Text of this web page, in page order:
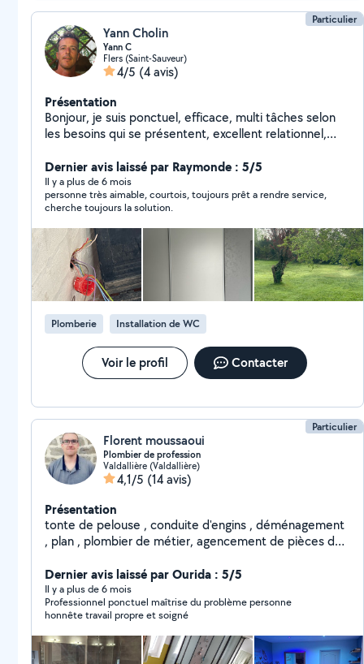
Particulier
Yann Cholin
Yann C
Flers (Saint-Sauveur)
4/5 (4 avis)
Présentation
Bonjour, je suis ponctuel, efficace, multi tâches selon
les besoins qui se présentent, excellent relationnel,
Dernier avis laissé par Raymonde : 5/5
Il y a plus de 6 mois
personne très aimable, courtois, toujours prêt a rendre service,
cherche toujours la solution.
Plomberie Installation de WC
Voir le profil Contacter
Particulier
Florent moussaoui
Plombier de profession
Valdallière (Valdallière)
4,1/5 (14 avis)
Présentation
tonte de pelouse , conduite d'engins , déménagement
, plan , plombier de métier, agencement de pièces de
salle de bain de A à Z ( eau chaude , eau froide ,
évacuation , pose de wc normal et / ou suspendue ,
pose de meuble , miroir , radiateur , cabine de douche ,
baignoire , bac à douche , paroi ,...). je possède
remorque , tondeuse , taille-haies , échafaudage ,
barnhome, nettoyeur haute pression.
Dernier avis laissé par Ourida : 5/5
Il y a plus de 6 mois
Professionnel ponctuel maîtrise du problème personne
honnête travail propre et soigné